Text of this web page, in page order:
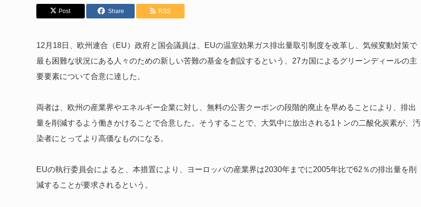
Post Share RSS
12月18日、欧州連合（EU）政府と国会議員は、EUの温室効果ガス排出量取引制度を改革し、気候変動対策で
最も困難な状況にある人々のための新しい苦難の基金を創設するという、27カ国によるグリーンディールの主
要要素について合意に達した。
両者は、欧州の産業界やエネルギー企業に対し、無料の公害クーポンの段階的廃止を早めることにより、排出
量を削減するよう働きかけることで合意した。そうすることで、大気中に放出される1トンの二酸化炭素が、汚
染者にとってより高価なものになる。
EUの執行委員会によると、本措置により、ヨーロッパの産業界は2030年までに2005年比で62％の排出量を削
減することが要求されるという。